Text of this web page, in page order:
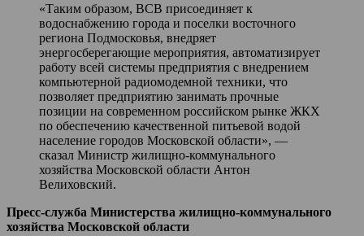
«Таким образом, ВСВ присоединяет к
водоснабжению города и поселки восточного
региона Подмосковья, внедряет
энергосберегающие мероприятия, автоматизирует
работу всей системы предприятия с внедрением
компьютерной радиомодемной техники, что
позволяет предприятию занимать прочные
позиции на современном российском рынке ЖКХ
по обеспечению качественной питьевой водой
население городов Московской области», —
сказал Министр жилищно-коммунального
хозяйства Московской области Антон
Велиховский.
Пресс-служба Министерства жилищно-коммунального
хозяйства Московской области